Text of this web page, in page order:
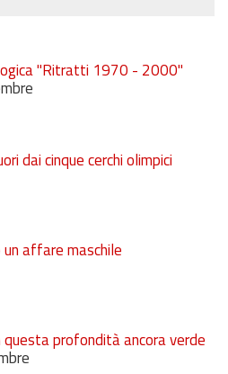
"Ritratti 1970 - 2000"
dai cinque cerchi olimpici
un affare maschile
profondità ancora verde